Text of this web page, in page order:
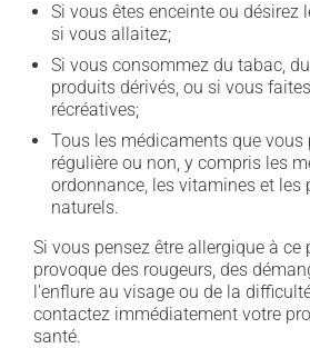
Si vous êtes enceinte ou désirez
si vous allaitez;
Si vous consommez du tabac,
produits dérivés, ou si vous
récréatives;
Tous les médicaments que vous
régulière ou non, y compris les
ordonnance, les vitamines et les
naturels.
Si vous pensez être allergique à ce
provoque des rougeurs, des
l'enflure au visage ou de la
contactez immédiatement votre
santé.